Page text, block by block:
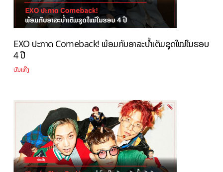
EXO ປະກາດ Comeback! ພ້ອມກັບອາລະບ້ຳເຕັມຊຸດໃໝ່ໃນຮອບ
4 ປີ
ບັນເທີງ